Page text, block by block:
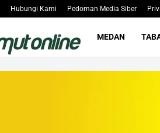
Hubungi Kami Pedoman Media Siber
MEDAN